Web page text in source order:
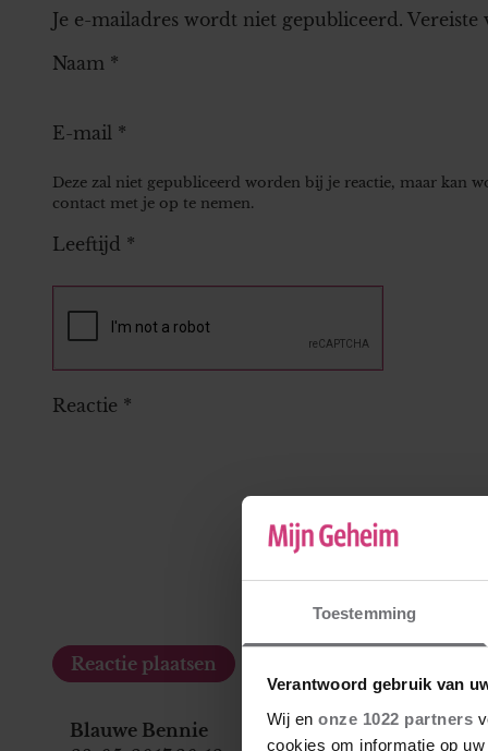
Toestemming
Verantwoord gebruik van
Wij en onze 1022 partners
cookies om informatie op
Je e-mailadres wordt niet gepubliceerd. Vereiste
Naam *
E-mail *
Deze zal niet gepubliceerd worden bij je reactie, maar kan
contact met je op te nemen.
Leeftijd *
Reactie *
Blauwe Bennie